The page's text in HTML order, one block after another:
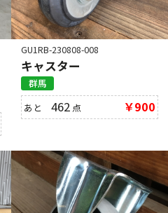
GU1RB-230808-008
キャスター
群馬
あと462 点 ￥900